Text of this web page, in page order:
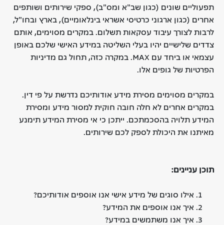
תפעוליים שונים (כגון שב"א ומס"ב), ספקי שירותים ושותפים
אחרים (כגון ארגוני כרטיסי אשראי בינלאומיים), בארץ ובחו"ל,
לרבות לצורך עיבוד עסקאות תשלום. במקרים מסוימים, אותם
צדדים שלישיים יהיו בעלי השליטה במידע האישי שלכם באופן
עצמאי או ביחד עם MAX. במקרה כזה, תחול גם מדיניות
הפרטיות של גופים אלו.
במקרים מסוימים מסירת מידע אודותיכם נדרשת על פי דין.
במקרים אחרים לא חלה חובה חוקית למסור מידע ומסירת
המידע תלויה בהסכמתכם. ייתכן כי אי מסירת המידע תימנע
מאיתנו את היכולת לספק לכם שירותים.
תוכן עניינים:
אילו סוגים של מידע אישי אנו אוספים אודותיכם?
איך אנו אוספים את המידע?
איך אנו משתמשים במידע?